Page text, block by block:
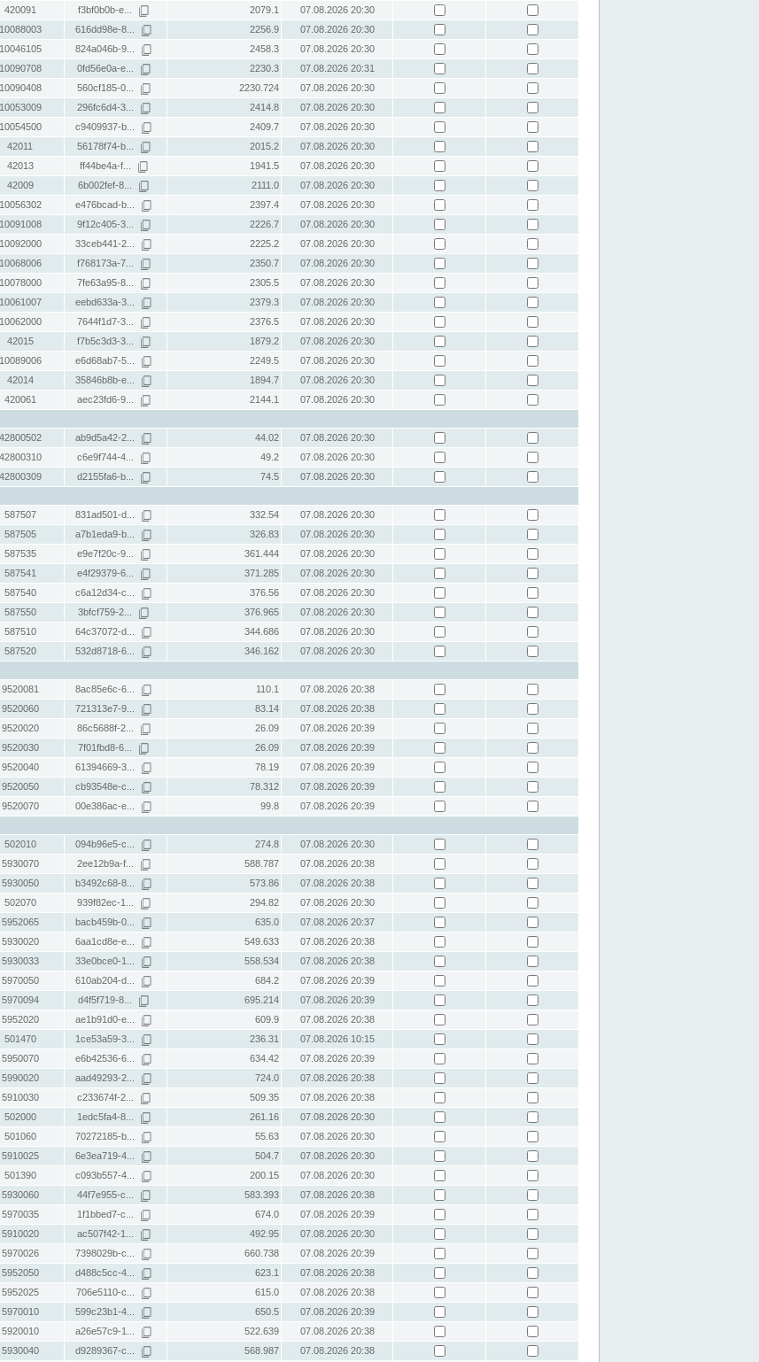
420091 f3bf0b0b-e... 2079.1
07.08.2026 20:30
10088003 616dd98e-8... 2256.9
07.08.2026 20:30
10046105 824a046b-9... 2458.3
07.08.2026 20:30
10090708 0fd56e0a-e... 2230.3
07.08.2026 20:31
10090408 560cf185-0... 2230.724
07.08.2026 20:30
10053009 296fc6d4-3... 2414.8
07.08.2026 20:30
10054500 c9409937-b... 2409.7
07.08.2026 20:30
42011 56178f74-b... 2015.2
07.08.2026 20:30
42013 ff44be4a-f... 1941.5
07.08.2026 20:30
42009 6b002fef-8... 2111.0
07.08.2026 20:30
10056302 e476bcad-b... 2397.4
07.08.2026 20:30
10091008 9f12c405-3... 2226.7
07.08.2026 20:30
10092000 33ceb441-2... 2225.2
07.08.2026 20:30
10068006 f768173a-7... 2350.7
07.08.2026 20:30
10078000 7fe63a95-8... 2305.5
07.08.2026 20:30
10061007 eebd633a-3... 2379.3
07.08.2026 20:30
10062000 7644f1d7-3... 2376.5
07.08.2026 20:30
42015 f7b5c3d3-3... 1879.2
07.08.2026 20:30
10089006 e6d68ab7-5... 2249.5
07.08.2026 20:30
42014 35846b8b-e... 1894.7
07.08.2026 20:30
420061 aec23fd6-9... 2144.1
07.08.2026 20:30
42800502 ab9d5a42-2... 44.02
07.08.2026 20:30
42800310 c6e9f744-4... 49.2
07.08.2026 20:30
42800309 d2155fa6-b... 74.5
07.08.2026 20:30
587507 831ad501-d... 332.54
07.08.2026 20:30
587505 a7b1eda9-b... 326.83
07.08.2026 20:30
587535 e9e7f20c-9... 361.444
07.08.2026 20:30
587541 e4f29379-6... 371.285
07.08.2026 20:30
587540 c6a12d34-c... 376.56
07.08.2026 20:30
587550 3bfcf759-2... 376.965
07.08.2026 20:30
587510 64c37072-d... 344.686
07.08.2026 20:30
587520 532d8718-6... 346.162
07.08.2026 20:30
9520081 8ac85e6c-6... 110.1
07.08.2026 20:38
9520060 721313e7-9... 83.14
07.08.2026 20:38
9520020 86c5688f-2... 26.09
07.08.2026 20:39
9520030 7f01fbd8-6... 26.09
07.08.2026 20:39
9520040 61394669-3... 78.19
07.08.2026 20:39
9520050 cb93548e-c... 78.312
07.08.2026 20:39
9520070 00e386ac-e... 99.8
07.08.2026 20:39
502010 094b96e5-c... 274.8
07.08.2026 20:30
5930070 2ee12b9a-f... 588.787
07.08.2026 20:38
5930050 b3492c68-8... 573.86
07.08.2026 20:38
502070 939f82ec-1... 294.82
07.08.2026 20:30
5952065 bacb459b-0... 635.0
07.08.2026 20:37
5930020 6aa1cd8e-e... 549.633
07.08.2026 20:38
5930033 33e0bce0-1... 558.534
07.08.2026 20:38
5970050 610ab204-d... 684.2
07.08.2026 20:39
5970094 d4f5f719-8... 695.214
07.08.2026 20:39
5952020 ae1b91d0-e... 609.9
07.08.2026 20:38
501470 1ce53a59-3... 236.31
07.08.2026 10:15
5950070 e6b42536-6... 634.42
07.08.2026 20:39
5990020 aad49293-2... 724.0
07.08.2026 20:38
5910030 c233674f-2... 509.35
07.08.2026 20:38
502000 1edc5fa4-8... 261.16
07.08.2026 20:30
501060 70272185-b... 55.63
07.08.2026 20:30
5910025 6e3ea719-4... 504.7
07.08.2026 20:30
501390 c093b557-4... 200.15
07.08.2026 20:30
5930060 44f7e955-c... 583.393
07.08.2026 20:38
5970035 1f1bbed7-c... 674.0
07.08.2026 20:39
5910020 ac507f42-1... 492.95
07.08.2026 20:30
5970026 7398029b-c... 660.738
07.08.2026 20:39
5952050 d488c5cc-4... 623.1
07.08.2026 20:38
5952025 706e5110-c... 615.0
07.08.2026 20:38
5970010 599c23b1-4... 650.5
07.08.2026 20:39
5920010 a26e57c9-1... 522.639
07.08.2026 20:38
5930040 d9289367-c... 568.987
07.08.2026 20:38